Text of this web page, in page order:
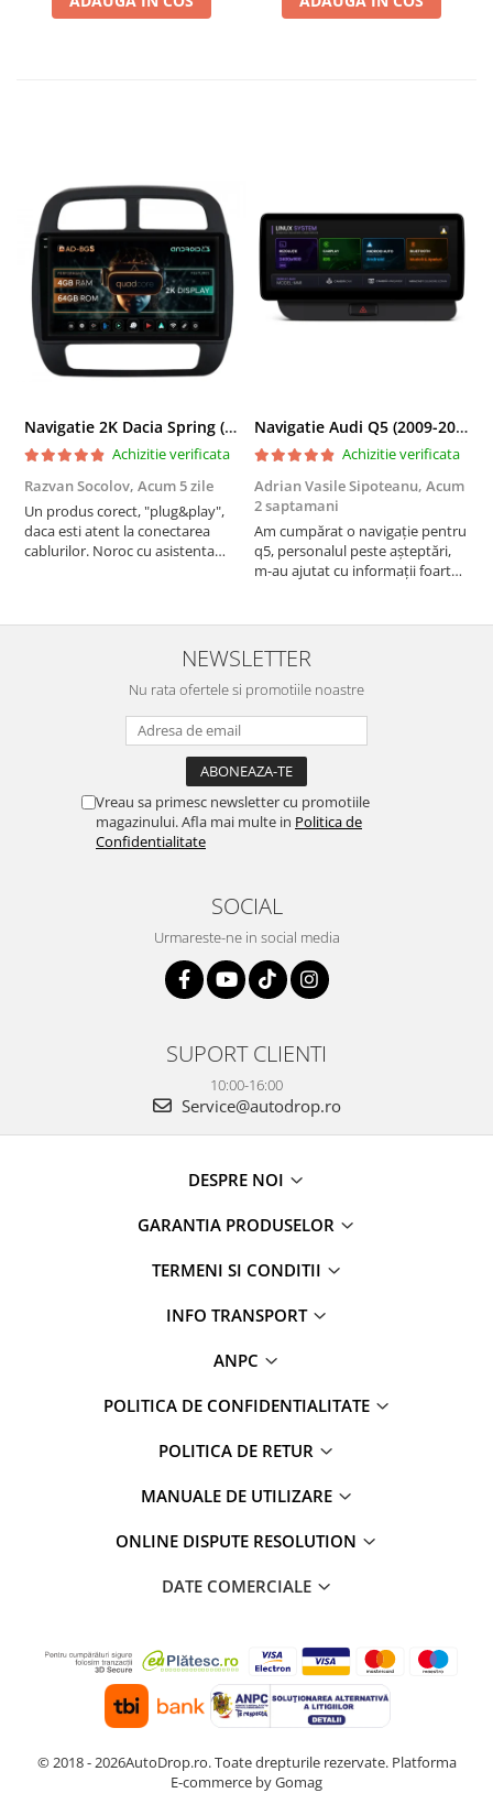
Navigatie 2K Dacia Spring (2021- Prezent), Android, S-Quadcore / 4GB RAM + 64GB ROM, 9.5 Inch - AD-BGS90042K+AD-BGRKIT366V4s
Achizitie verificata
Razvan Socolov, Acum 5 zile
Un produs corect, "plug&play",
daca esti atent la conectarea
cablurilor. Noroc cu asistenta
atras atentia ca nu era conectat
cablul de video de la camera
Navigatie Audi Q5 (2009-2017), Linux OS & OEM, MMI 3G, CarPlay & Android Auto Wireless, MirrorLink, Camera AHD, 12.3 Inch - AD-BGAALNXH+AD-BGRKITQ5002
Achizitie verificata
Adrian Vasile Sipoteanu, Acum
2 saptamani
Am cumpărat o navigație pentru
q5, personalul peste așteptări,
m-au ajutat cu informații foarte
serviabili, livrare rapidă, suport
tehnic, totul impecabil, o să revin
la ei și pentru vi...
NEWSLETTER
Nu rata ofertele si promotiile noastre
Vreau sa primesc newsletter cu promotiile
magazinului. Afla mai multe in Politica de
Confidentialitate
SOCIAL
Urmareste-ne in social media
SUPORT CLIENTI
10:00-16:00
Service@autodrop.ro
DESPRE NOI
GARANTIA PRODUSELOR
TERMENI SI CONDITII
INFO TRANSPORT
ANPC
POLITICA DE CONFIDENTIALITATE
POLITICA DE RETUR
MANUALE DE UTILIZARE
ONLINE DISPUTE RESOLUTION
DATE COMERCIALE
© 2018 - 2026AutoDrop.ro. Toate drepturile rezervate. Platforma
E-commerce by Gomag